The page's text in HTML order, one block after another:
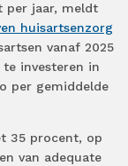
per jaar, meldt
huisartsenzorg
vanaf 2025
investeren in
per gemiddelde
35 procent, op
van adequate